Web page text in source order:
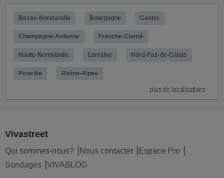
Basse-Normandie Bourgogne Centre
Champagne-Ardenne Franche-Comté
Haute-Normandie Lorraine Nord-Pas-de-Calais
Picardie Rhône-Alpes
plus de localisations
Vivastreet
Qui sommes-nous? Nous contacter
Espace Pro
Sondages
VIVABLOG